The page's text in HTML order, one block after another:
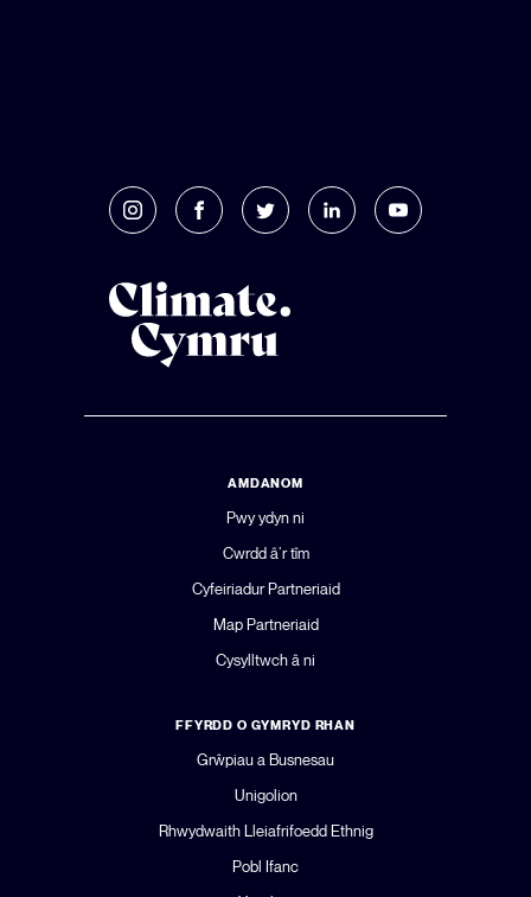
AMDANOM
Pwy ydyn ni
Cwrdd â’r tîm
Cyfeiriadur Partneriaid
Map Partneriaid
Cysylltwch â ni
FFYRDD O GYMRYD RHAN
Grŵpiau a Busnesau
Unigolion
Rhwydwaith Lleiafrifoedd Ethnig
Pobl Ifanc